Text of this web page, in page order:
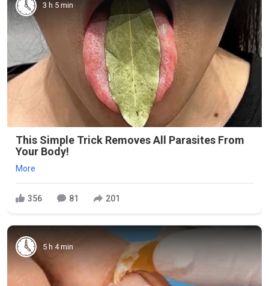
3 h 5 min
This Simple Trick Removes All Parasites From
Your Body!
More
356 81 201
5 h 4 min